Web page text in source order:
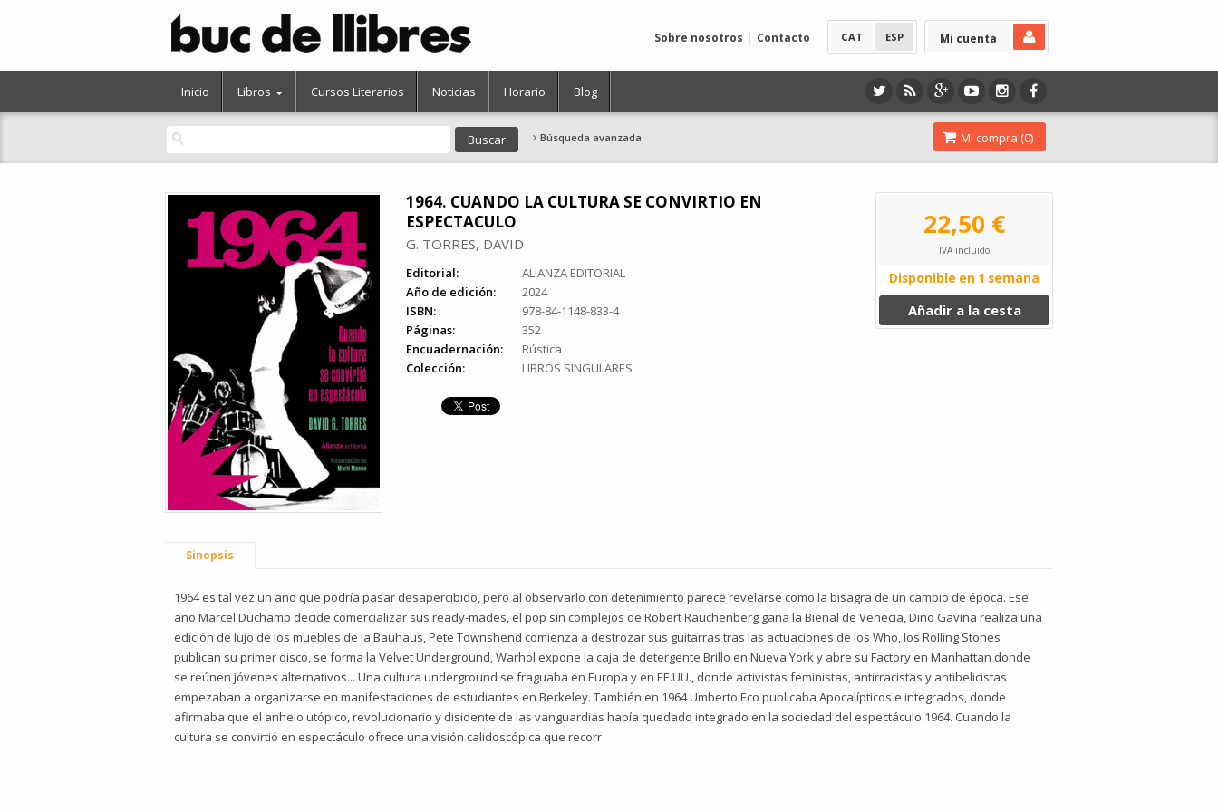
Mi cuenta
CAT ESP
Sobre nosotros Contacto
Inicio Libros Cursos Literarios Noticias Horario Blog
Búsqueda avanzada Mi compra (0)
1964. CUANDO LA CULTURA SE CONVIRTIO EN
ESPECTACULO
G. TORRES, DAVID
Editorial:
ALIANZA EDITORIAL
Año de edición:
2024
ISBN:
978-84-1148-833-4
Páginas:
352
Encuadernación:
Rústica
Colección:
LIBROS SINGULARES
22,50 €
IVA incluido
Disponible en 1 semana
Añadir a la cesta
Sinopsis
1964 es tal vez un año que podría pasar desapercibido, pero al observarlo con detenimiento parece revelarse como la bisagra de un cambio de época. Ese
año Marcel Duchamp decide comercializar sus ready-mades, el pop sin complejos de Robert Rauchenberg gana la Bienal de Venecia, Dino Gavina realiza una
edición de lujo de los muebles de la Bauhaus, Pete Townshend comienza a destrozar sus guitarras tras las actuaciones de los Who, los Rolling Stones
publican su primer disco, se forma la Velvet Underground, Warhol expone la caja de detergente Brillo en Nueva York y abre su Factory en Manhattan donde
se reúnen jóvenes alternativos... Una cultura underground se fraguaba en Europa y en EE.UU., donde activistas feministas, antirracistas y antibelicistas
empezaban a organizarse en manifestaciones de estudiantes en Berkeley. También en 1964 Umberto Eco publicaba Apocalípticos e integrados, donde
afirmaba que el anhelo utópico, revolucionario y disidente de las vanguardias había quedado integrado en la sociedad del espectáculo.1964. Cuando la
cultura se convirtió en espectáculo ofrece una visión calidoscópica que recorr